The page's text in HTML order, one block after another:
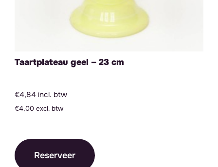
Taartplateau geel – 23 cm
€4,84 incl. btw
€4,00 excl. btw
Reserveer